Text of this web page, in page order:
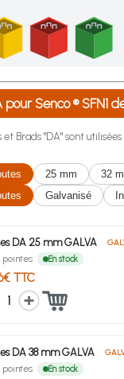
boîtes d'agrafes ou
pour Senco ® SFN1
Brads "DA" sont
25 mm 32
Galvanisé
DA 25 mm GALVA
En stock
TTC
1
DA 38 mm GALVA
En stock